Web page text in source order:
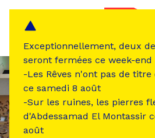
Exceptionnellement, deux
seront fermées ce week-end
-Les Rêves n'ont pas de titre
ce samedi 8 août
-Sur les ruines, les pierres
d'Abdessamad El Montassir
août
Panneau de gestion des cookies